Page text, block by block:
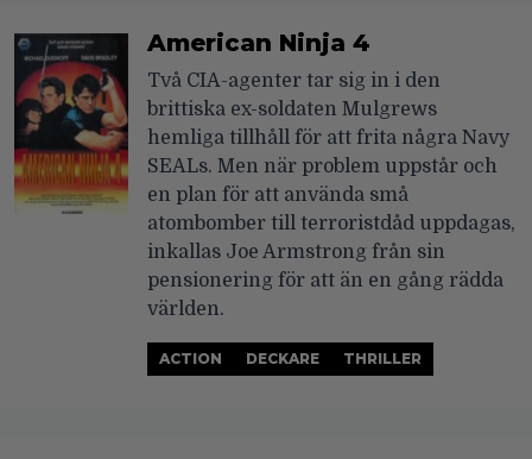
American Ninja 4
Två CIA-agenter tar sig in i den
brittiska ex-soldaten Mulgrews
hemliga tillhåll för att frita några Navy
SEALs. Men när problem uppstår och
en plan för att använda små
atombomber till terroristdåd uppdagas,
inkallas Joe Armstrong från sin
pensionering för att än en gång rädda
världen.
ACTION DECKARE THRILLER